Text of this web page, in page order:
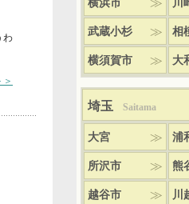
わ
横浜市 川
武蔵小杉 相
横須賀市 大
埼玉 Saitama
大宮 浦
所沢市 熊
越谷市 川